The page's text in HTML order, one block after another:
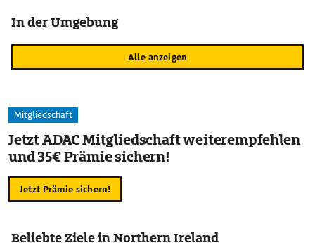
In der Umgebung
Alle anzeigen
Mitgliedschaft
Jetzt ADAC Mitgliedschaft weiterempfehlen
und 35€ Prämie sichern!
Jetzt Prämie sichern!
Beliebte Ziele in Northern Ireland